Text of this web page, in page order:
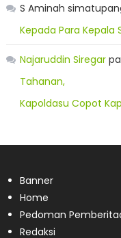
S Aminah
Kepada Para Kepala
Najaruddin Siregar
Tahanan,
Kapoldasu Copot
Banner
Home
Pedoman
Redaksi